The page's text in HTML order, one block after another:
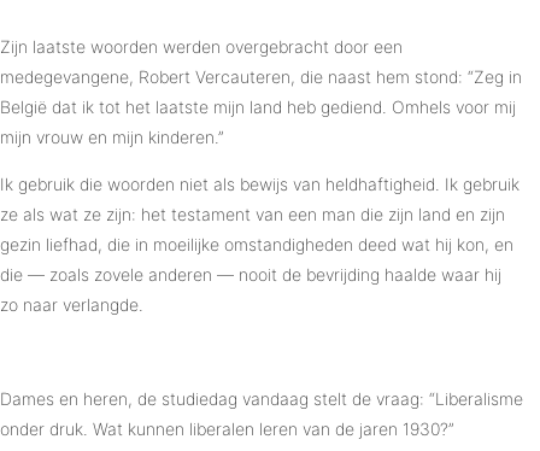
Zijn laatste woorden werden overgebracht door een
medegevangene, Robert Vercauteren, die naast hem stond: “Zeg in
België dat ik tot het laatste mijn land heb gediend. Omhels voor mij
mijn vrouw en mijn kinderen.”
Ik gebruik die woorden niet als bewijs van heldhaftigheid. Ik gebruik
ze als wat ze zijn: het testament van een man die zijn land en zijn
gezin liefhad, die in moeilijke omstandigheden deed wat hij kon, en
die — zoals zovele anderen — nooit de bevrijding haalde waar hij
zo naar verlangde.
Dames en heren, de studiedag vandaag stelt de vraag: “Liberalisme
onder druk. Wat kunnen liberalen leren van de jaren 1930?”